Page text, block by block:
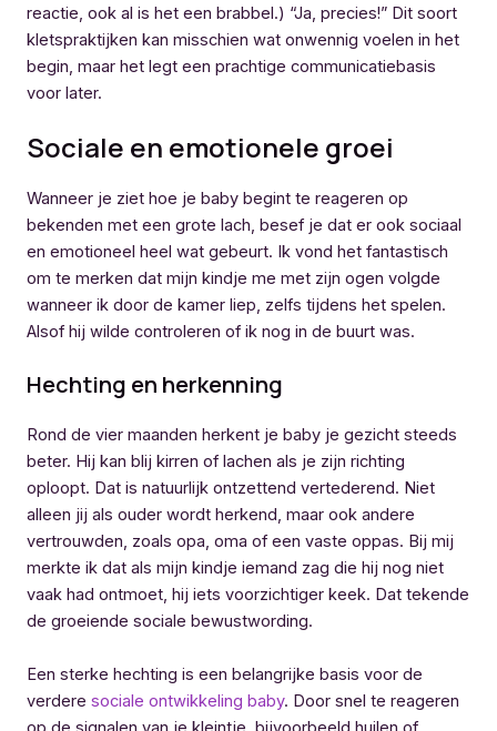
reactie, ook al is het een brabbel.) “Ja, precies!” Dit soort
kletspraktijken kan misschien wat onwennig voelen in het
begin, maar het legt een prachtige communicatiebasis
voor later.
Sociale en emotionele groei
Wanneer je ziet hoe je baby begint te reageren op
bekenden met een grote lach, besef je dat er ook sociaal
en emotioneel heel wat gebeurt. Ik vond het fantastisch
om te merken dat mijn kindje me met zijn ogen volgde
wanneer ik door de kamer liep, zelfs tijdens het spelen.
Alsof hij wilde controleren of ik nog in de buurt was.
Hechting en herkenning
Rond de vier maanden herkent je baby je gezicht steeds
beter. Hij kan blij kirren of lachen als je zijn richting
oploopt. Dat is natuurlijk ontzettend vertederend. Niet
alleen jij als ouder wordt herkend, maar ook andere
vertrouwden, zoals opa, oma of een vaste oppas. Bij mij
merkte ik dat als mijn kindje iemand zag die hij nog niet
vaak had ontmoet, hij iets voorzichtiger keek. Dat tekende
de groeiende sociale bewustwording.
Een sterke hechting is een belangrijke basis voor de
verdere sociale ontwikkeling baby. Door snel te reageren